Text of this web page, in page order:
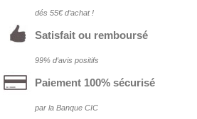
dés 55€ d‘achat !
Satisfait ou remboursé
99% d‘avis positifs
Paiement 100% sécurisé
par la Banque CIC